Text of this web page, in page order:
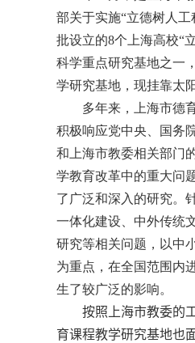
部关于实施“立德树人
批设立的8个上海高校“
科学重点研究基地之一
学研究基地，现挂靠太
多年来，上海市德
积极响应党中央、国务
和上海市教委相关部门
学教育改革中的重大问
了广泛和深入的研究。
一体化建设、中外传统
研究等相关问题，以中
为重点，在全国范围内
生了较广泛的影响。
按照上海市教委的
育课程教学研究基地也